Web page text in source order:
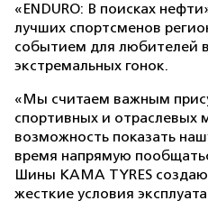
«ENDURO: В поисках
лучших спортсменов
событием для любителей
экстремальных гонок.
«Мы считаем важным
спортивных и отраслевых
возможность показать
время напрямую
Шины KAMA TYRES
жесткие условия